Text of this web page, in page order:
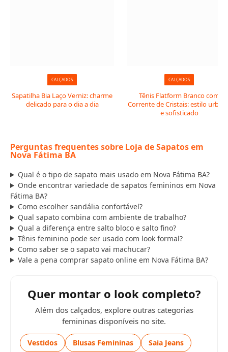
CALÇADOS
Sapatilha Bia Laço Verniz: charme
delicado para o dia a dia
CALÇADOS
Tênis Flatform Branco com
Corrente de Cristais: estilo
e sofisticado
Perguntas frequentes sobre Loja de Sapatos em
Nova Fátima BA
Qual é o tipo de sapato mais usado em Nova Fátima BA?
Onde encontrar variedade de sapatos femininos em Nova
Fátima BA?
Como escolher sandália confortável?
Qual sapato combina com ambiente de trabalho?
Qual a diferença entre salto bloco e salto fino?
Tênis feminino pode ser usado com look formal?
Como saber se o sapato vai machucar?
Vale a pena comprar sapato online em Nova Fátima BA?
Quer montar o look completo?
Além dos calçados, explore outras categorias
femininas disponíveis no site.
Vestidos Blusas Femininas
Saia Jeans